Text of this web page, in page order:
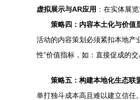
虚拟展示与AR应用 ：在实体展
策略四：内容本土化与价值
活动的内容策划必须紧扣本地产
性”价值指标，如：直接促成的
策略五：构建本地化生态联
单打独斗成本高且难以建立信任